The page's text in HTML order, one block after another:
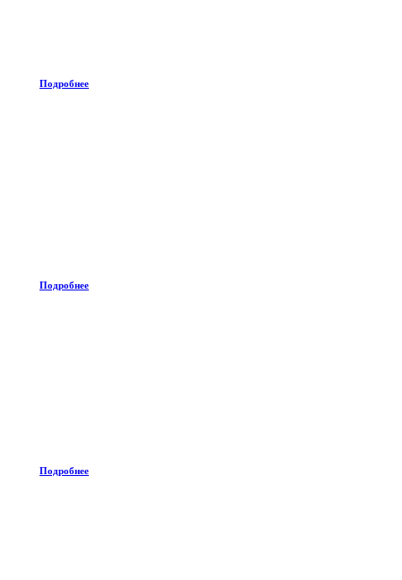
Подробнее
Подробнее
Подробнее